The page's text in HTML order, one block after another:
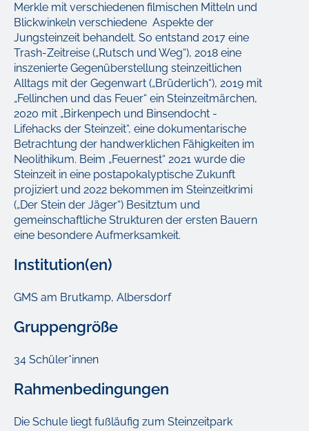
Merkle mit verschiedenen filmischen Mitteln und
Blickwinkeln verschiedene Aspekte der
Jungsteinzeit behandelt. So entstand 2017 eine
Trash-Zeitreise („Rutsch und Weg“), 2018 eine
inszenierte Gegenüberstellung steinzeitlichen
Alltags mit der Gegenwart („Brüderlich“), 2019 mit
„Fellinchen und das Feuer“ ein Steinzeitmärchen,
2020 mit „Birkenpech und Binsendocht -
Lifehacks der Steinzeit“, eine dokumentarische
Betrachtung der handwerklichen Fähigkeiten im
Neolithikum. Beim „Feuernest“ 2021 wurde die
Steinzeit in eine postapokalyptische Zukunft
projiziert und 2022 bekommen im Steinzeitkrimi
(„Der Stein der Jäger“) Besitztum und
gemeinschaftliche Strukturen der ersten Bauern
eine besondere Aufmerksamkeit.
Institution(en)
GMS am Brutkamp, Albersdorf
Gruppengröße
34 Schüler*innen
Rahmenbedingungen
Die Schule liegt fußläufig zum Steinzeitpark